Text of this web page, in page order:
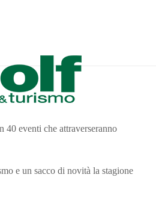
40 eventi che attraverseranno
e un sacco di novità la stagione